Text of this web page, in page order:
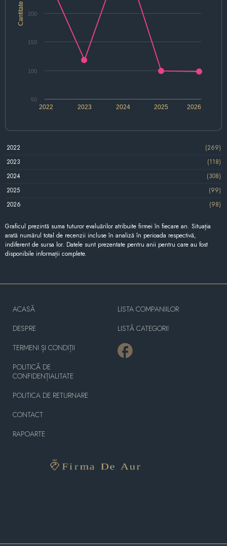
Cantitate
2022 2024 2026
2023 2025
50
100
150
200
2022
(269)
2023
(118)
2024
(308)
2025
(99)
2026
(98)
Graficul prezintă suma tuturor evaluărilor atribuite firmei în fiecare an. Situația
arată numărul total de recenzii incluse în analiză în perioada respectivă,
indiferent de sursa lor. Datele sunt prezentate pentru anii pentru care au fost
disponibile informații complete.
ACASĂ
DESPRE
TERMENI ȘI CONDIȚII
POLITICĂ DE
CONFIDENȚIALITATE
POLITICA DE RETURNARE
CONTACT
RAPOARTE
LISTA COMPANIILOR
LISTĂ CATEGORII